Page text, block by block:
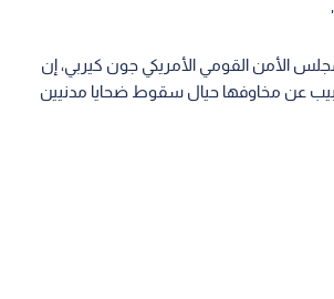
الأمن القومي الأمريكي جون كيربي، إن
عن مخاوفها حيال سقوط ضحايا مدنيين